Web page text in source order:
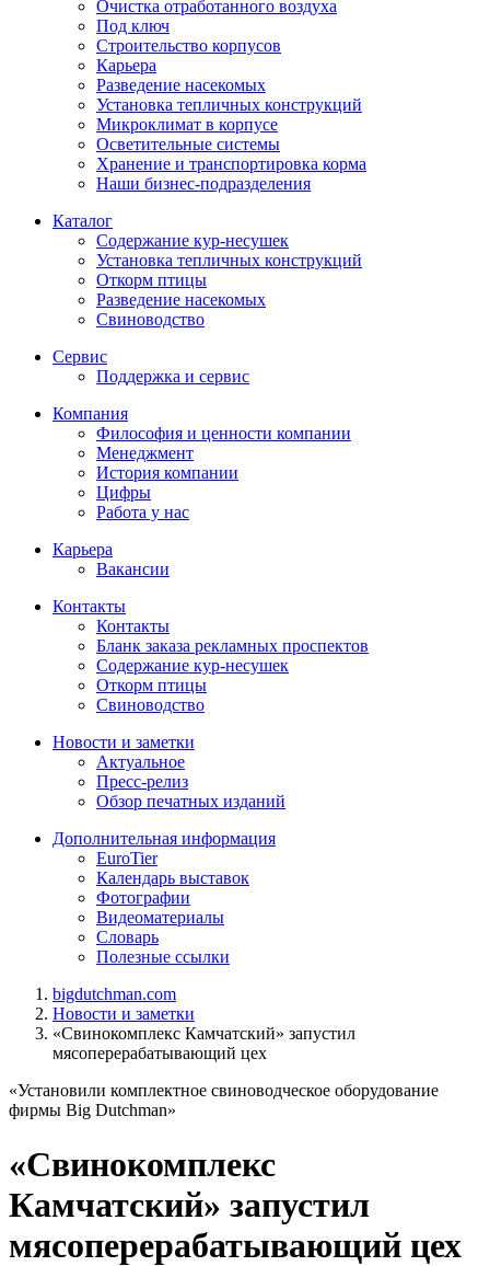
Очистка отработанного воздуха
Под ключ
Строительство корпусов
Карьера
Разведение насекомых
Установка тепличных конструкций
Микроклимат в корпусе
Осветительные системы
Хранение и транспортировка корма
Наши бизнес-подразделения
Каталог
Содержание кур-несушек
Установка тепличных конструкций
Откорм птицы
Разведение насекомых
Свиноводство
Сервис
Поддержка и сервис
Компания
Философия и ценности компании
Менеджмент
История компании
Цифры
Работа у нас
Карьера
Вакансии
Контакты
Контакты
Бланк заказа рекламных проспектов
Содержание кур-несушек
Откорм птицы
Свиноводство
Новости и заметки
Актуальное
Пресс-релиз
Обзор печатных изданий
Дополнительная информация
EuroTier
Календарь выставок
Фотографии
Видеоматериалы
Словарь
Полезные ссылки
bigdutchman.com
Новости и заметки
«Свинокомплекс Камчатский» запустил
мясоперерабатывающий цех
«Установили комплектное свиноводческое оборудование
фирмы Big Dutchman»
«Свинокомплекс
Камчатский» запустил
мясоперерабатывающий цех